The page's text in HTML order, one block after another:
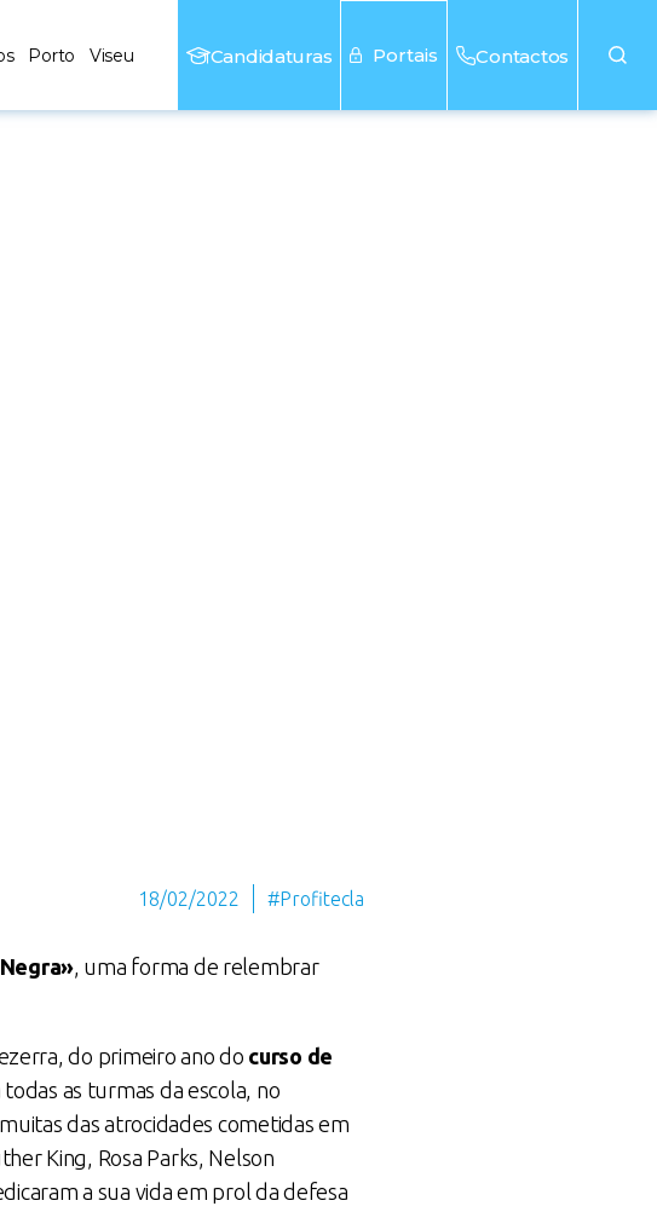
Porto Viseu Candidaturas Portais Contactos
18/02/2022 #Profitecla
, uma forma de relembrar
do primeiro ano do curso de
as turmas da escola, no
das atrocidades cometidas em
King, Rosa Parks, Nelson
a sua vida em prol da defesa